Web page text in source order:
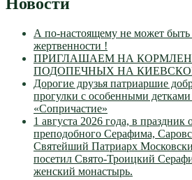
А по-настоящему не может
жертвенности !
ПРИГЛАШАЕМ НА
ПОДОПЕЧНЫХ НА
Дорогие друзья патриаршие
прогулки с особенными детками
«Сопричастие»
1 августа 2026 года, в
преподобного Серафима,
Святейший Патриарх
посетил Свято-Троицкий
женский монастырь.